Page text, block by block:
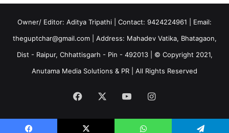
Owner/ Editor: Aditya Tripathi | Contact: 9424224961 | Email:
theguptchar@gmail.com | Address: Mahadev Vatika, Bhatagaon,
Dist - Raipur, Chhattisgarh - Pin - 492013 | © Copyright 2021,
Anutama Media Solutions & PR | All Rights Reserved
Facebook YouTubeInstagram